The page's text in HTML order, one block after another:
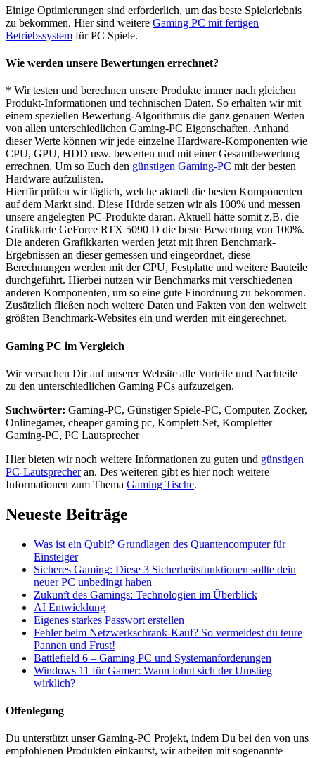
Einige Optimierungen sind erforderlich, um das beste Spielerlebnis
zu bekommen. Hier sind weitere Gaming PC mit fertigen
Betriebssystem für PC Spiele.
Wie werden unsere Bewertungen errechnet?
* Wir testen und berechnen unsere Produkte immer nach gleichen
Produkt-Informationen und technischen Daten. So erhalten wir mit
einem speziellen Bewertung-Algorithmus die ganz genauen Werten
von allen unterschiedlichen Gaming-PC Eigenschaften. Anhand
dieser Werte können wir jede einzelne Hardware-Komponenten wie
CPU, GPU, HDD usw. bewerten und mit einer Gesamtbewertung
errechnen. Um so Euch den günstigen Gaming-PC mit der besten
Hardware aufzulisten.
Hierfür prüfen wir täglich, welche aktuell die besten Komponenten
auf dem Markt sind. Diese Hürde setzen wir als 100% und messen
unsere angelegten PC-Produkte daran. Aktuell hätte somit z.B. die
Grafikkarte GeForce RTX 5090 D die beste Bewertung von 100%.
Die anderen Grafikkarten werden jetzt mit ihren Benchmark-
Ergebnissen an dieser gemessen und eingeordnet, diese
Berechnungen werden mit der CPU, Festplatte und weitere Bauteile
durchgeführt. Hierbei nutzen wir Benchmarks mit verschiedenen
anderen Komponenten, um so eine gute Einordnung zu bekommen.
Zusätzlich fließen noch weitere Daten und Fakten von den weltweit
größten Benchmark-Websites ein und werden mit eingerechnet.
Gaming PC im Vergleich
Wir versuchen Dir auf unserer Website alle Vorteile und Nachteile
zu den unterschiedlichen Gaming PCs aufzuzeigen.
Suchwörter: Gaming-PC, Günstiger Spiele-PC, Computer, Zocker,
Onlinegamer, cheaper gaming pc, Komplett-Set, Kompletter
Gaming-PC, PC Lautsprecher
Hier bieten wir noch weitere Informationen zu guten und günstigen
PC-Lautsprecheran. Des weiteren gibt es hier noch weitere
Informationen zum Thema Gaming Tische.
Neueste Beiträge
Was ist ein Qubit? Grundlagen des Quantencomputer für
Einsteiger
Sicheres Gaming: Diese 3 Sicherheitsfunktionen sollte dein
neuer PC unbedingt haben
Zukunft des Gamings: Technologien im Überblick
AI Entwicklung
Eigenes starkes Passwort erstellen
Fehler beim Netzwerkschrank-Kauf? So vermeidest du teure
Pannen und Frust!
Battlefield 6 – Gaming PC und Systemanforderungen
Windows 11 für Gamer: Wann lohnt sich der Umstieg
wirklich?
Offenlegung
Du unterstützt unser Gaming-PC Projekt, indem Du bei den von uns
empfohlenen Produkten einkaufst, wir arbeiten mit sogenannte